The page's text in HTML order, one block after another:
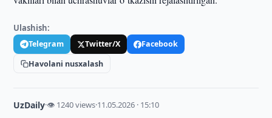
Ulashish:
Telegram Twitter/X
Facebook
Havolani nusxalash
UzDaily·👁 1240 views·11.05.2026 · 15:10